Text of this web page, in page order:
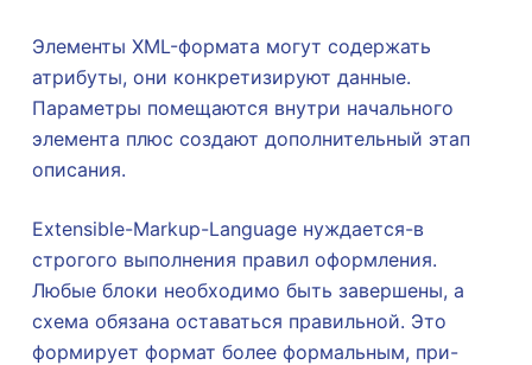
Элементы XML-формата могут содержать
атрибуты, они конкретизируют данные.
Параметры помещаются внутри начального
элемента плюс создают дополнительный этап
описания.
Extensible-Markup-Language нуждается-в
строгого выполнения правил оформления.
Любые блоки необходимо быть завершены, а
схема обязана оставаться правильной. Это
формирует формат более формальным, при-